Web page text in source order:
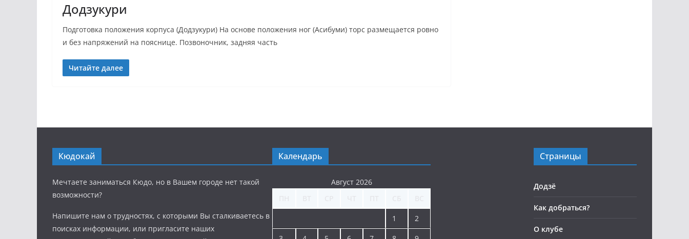
Додзукури
Подготовка положения корпуса (Додзукури) На основе положения ног (Асибуми) торс размещается ровно
и без напряжений на пояснице. Позвоночник, задняя часть
Читайте далее
Кюдокай
Мечтаете заниматься Кюдо, но в Вашем городе нет такой
возможности?
Напишите нам о трудностях, с которыми Вы сталкиваетесь в
поисках информации, или пригласите наших
Календарь
Август 2026
1 2
Страницы
Додзё
Как добраться?
О клубе